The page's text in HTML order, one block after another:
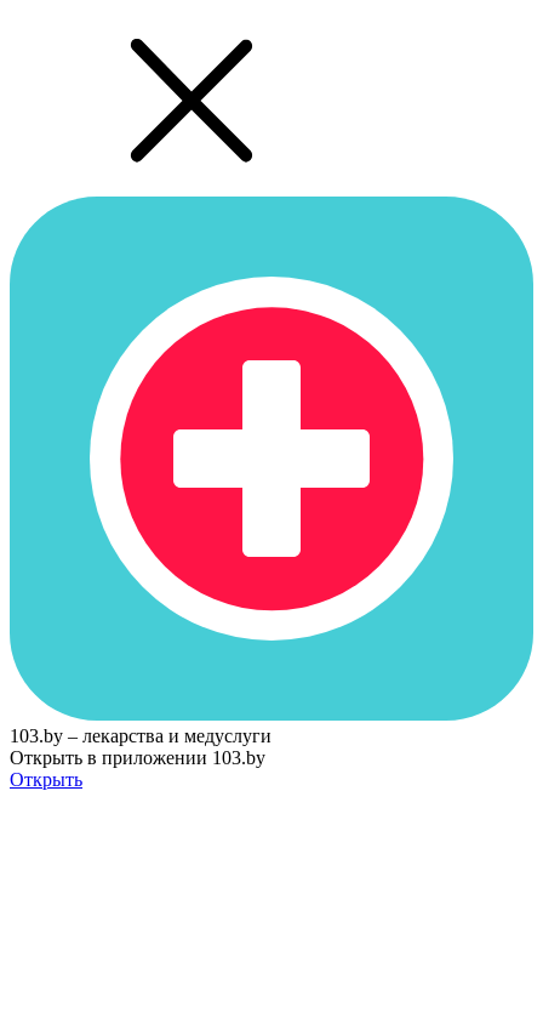
103.by – лекарства и медуслуги
Открыть в приложении 103.by
Открыть